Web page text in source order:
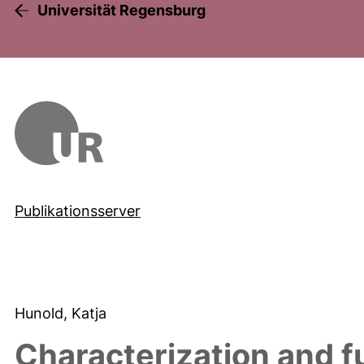
Universität Regensburg
Publikationsserver
Hunold, Katja
Characterization and